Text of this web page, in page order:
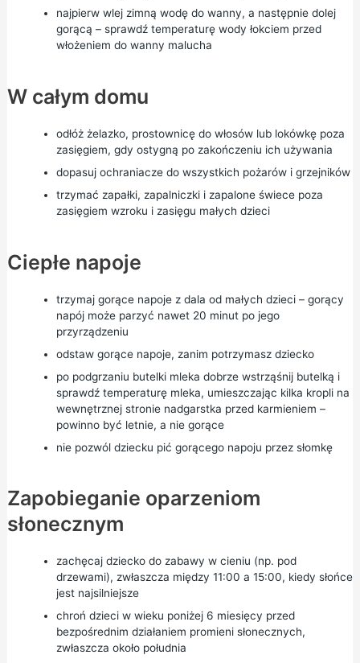
najpierw wlej zimną wodę do wanny, a następnie dolej
gorącą – sprawdź temperaturę wody łokciem przed
włożeniem do wanny malucha
W całym domu
odłóż żelazko, prostownicę do włosów lub lokówkę poza
zasięgiem, gdy ostygną po zakończeniu ich używania
dopasuj ochraniacze do wszystkich pożarów i grzejników
trzymać zapałki, zapalniczki i zapalone świece poza
zasięgiem wzroku i zasięgu małych dzieci
Ciepłe napoje
trzymaj gorące napoje z dala od małych dzieci – gorący
napój może parzyć nawet 20 minut po jego
przyrządzeniu
odstaw gorące napoje, zanim potrzymasz dziecko
po podgrzaniu butelki mleka dobrze wstrząśnij butelką i
sprawdź temperaturę mleka, umieszczając kilka kropli na
wewnętrznej stronie nadgarstka przed karmieniem –
powinno być letnie, a nie gorące
nie pozwól dziecku pić gorącego napoju przez słomkę
Zapobieganie oparzeniom
słonecznym
zachęcaj dziecko do zabawy w cieniu (np. pod
drzewami), zwłaszcza między 11:00 a 15:00, kiedy słońce
jest najsilniejsze
chroń dzieci w wieku poniżej 6 miesięcy przed
bezpośrednim działaniem promieni słonecznych,
zwłaszcza około południa